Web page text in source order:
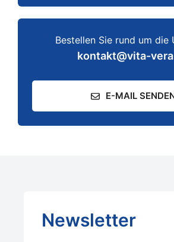
Bestellen Sie rund um die
kontakt@vita-
E-MAIL
Newsletter